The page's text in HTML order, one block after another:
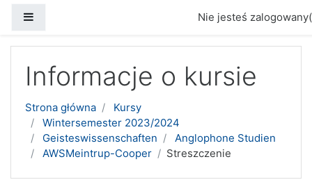
Nie jesteś
Informacje o kursie
Strona główna
Kursy
Wintersemester 2023/2024
Geisteswissenschaften
Anglophone Studien
AWSMeintrup-Cooper
Streszczenie